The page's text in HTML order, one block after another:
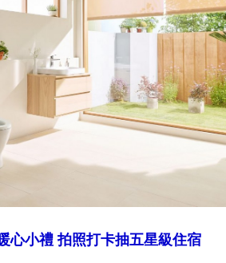
心小禮 拍照打卡抽五星級住宿